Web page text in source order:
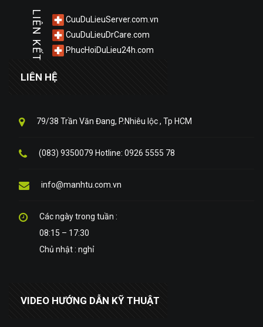
LIÊN KẾT
CuuDuLieuServer.com.vn
CuuDuLieuDrCare.com
PhucHoiDuLieu24h.com
LIÊN HỆ
79/38 Trần Văn Đang, P.Nhiêu lộc , Tp HCM
(083) 9350079 Hotline: 0926 5555 78
info@manhtu.com.vn
Các ngày trong tuần :
08:15 – 17:30
Chủ nhật : nghỉ
VIDEO HƯỚNG DẪN KỸ THUẬT